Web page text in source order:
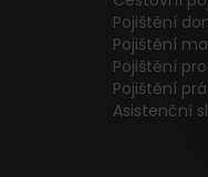
Pojištění
Pojištění
Pojištění pro
Pojištění
Asistenční